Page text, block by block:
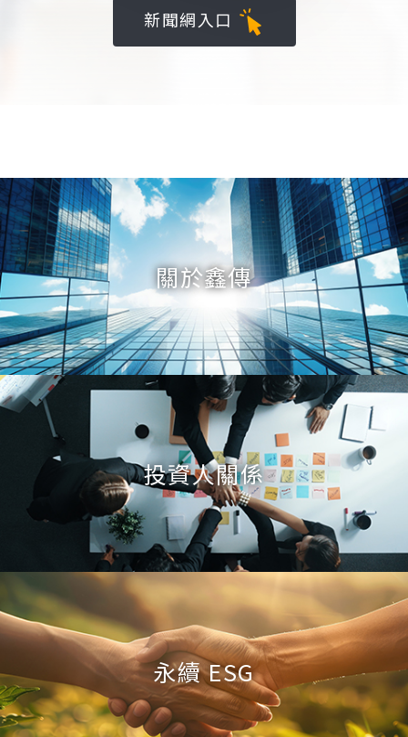
新聞網入口
關於鑫傳
投資人關係
永續 ESG